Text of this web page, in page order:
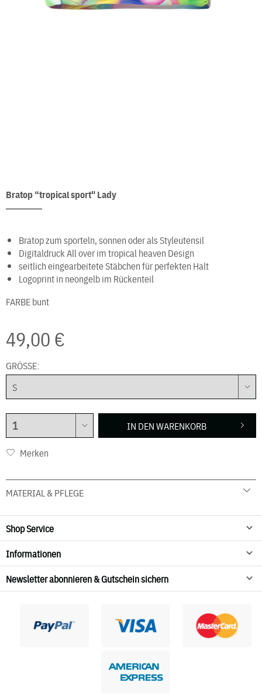
Bratop “tropical sport" Lady
Bratop zum sporteln, sonnen oder als Styleutensil
Digitaldruck All over im tropical heaven Design
seitlich eingearbeitete Stäbchen für perfekten Halt
Logoprint in neongelb im Rückenteil
FARBEbunt
49,00 €
GRÖSSE:
IN DENWARENKORB
Merken
MATERIAL & PFLEGE
92 % Viskose 8 % Elasthan
30° C Schonwäsche
nicht in den Wäschetrockner geben
Shop Service
Informationen
Newsletter abonnieren & Gutschein sichern